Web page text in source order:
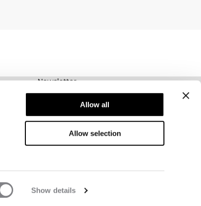
Show details
Allow all
Allow selection
Newsletter
Prenumerera på vårt nyhetsbrev! Få exklusiva
erbjudanden, våra senaste nyheter och mycket
mer.